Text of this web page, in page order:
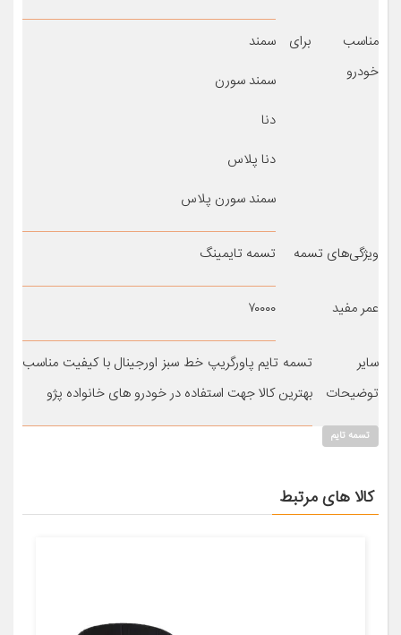
مناسب برای
خودرو
سمند
سمند سورن
دنا
دنا پلاس
سمند سورن پلاس
ویژگی‌های تسمه تسمه تایمینگ
عمر مفید ۷۰۰۰۰
سایر
توضیحات
تسمه تایم پاورگریپ خط سبز اورجینال با کیفیت مناسب
بهترین کالا جهت استفاده در خودرو های خانواده پژو
تسمه تایم
کالا های مرتبط